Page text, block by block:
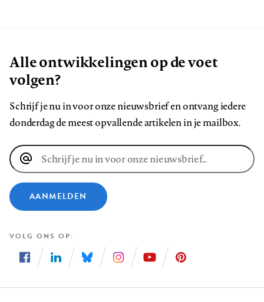
Alle ontwikkelingen op de voet
volgen?
Schrijf je nu in voor onze nieuwsbrief en ontvang iedere
donderdag de meest opvallende artikelen in je mailbox.
E-
mailadres
AANMELDEN
VOLG ONS OP
ons
ons
ons
ons
ons
ons